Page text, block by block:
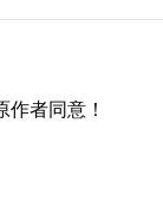
者同意！